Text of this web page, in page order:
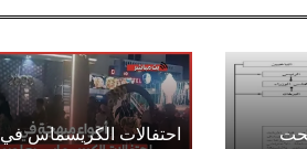
احتفالات الكريسماس في